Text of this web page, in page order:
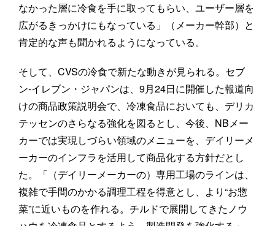
なかった層に冷食を手に取ってもらい、ユーザー層を
広がるきっかけにもなっている」（メーカー幹部）と
肯定的な声も聞かれるようになっている。
そして、CVSの冷食で新たな動きが見られる。セブ
ン-イレブン・ジャパンは、9月24日に開催した報道向
けの商品政策説明会で、冷凍食品においても、デリカ
テッセンのさらなる強化を図るとし、今後、NBメー
カーでは実現しづらい領域のメニューを、デイリーメ
ーカーのインフラを活用して商品化する方針だとし
た。「（デイリーメーカーの）専用工場のラインは、
複雑で手間のかかる調理工程を得意とし、より“お惣
菜”に近いものを作れる。チルドで展開してきたノウ